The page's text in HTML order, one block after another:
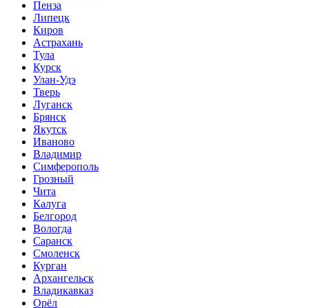
Пенза
Липецк
Киров
Астрахань
Тула
Курск
Улан-Удэ
Тверь
Луганск
Брянск
Якутск
Иваново
Владимир
Симферополь
Грозный
Чита
Калуга
Белгород
Вологда
Саранск
Смоленск
Курган
Архангельск
Владикавказ
Орёл